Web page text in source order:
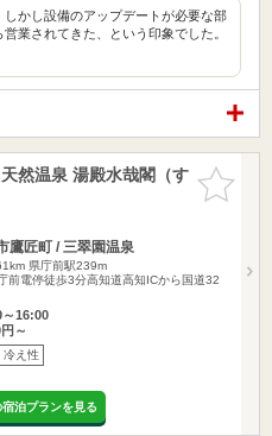
かし設備のアップデートが必要な部
業されてきた、という印象でした。
お気に入
りに追加
然温泉 湯殿水哉閣（す
鷹匠町 / 三翠園温泉
県庁前駅239m
前電停徒歩3分高知道高知ICから国道32
16:00
～
冷え性
泊プランを見る